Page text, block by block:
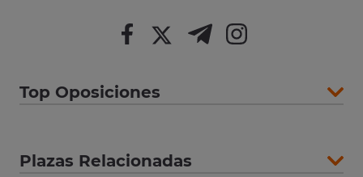
Top Oposiciones
Plazas Relacionadas